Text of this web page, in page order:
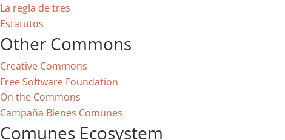
La regla de tres
Estatutos
Other Commons
Creative Commons
Free Software Foundation
On the Commons
Campaña Bienes Comunes
Comunes Ecosystem